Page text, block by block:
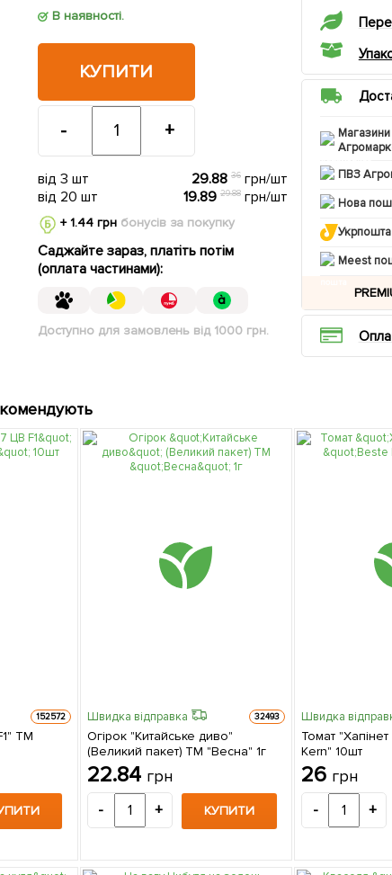
В наявності.
КУПИТИ
- +
від 3 шт 29.88 36грн/шт
від 20 шт
19.89 29.88грн/шт
+ 1.44 грнбонусів за покупку
Саджайте зараз, платіть потім
(оплата частинами):
Доступно для замовлень від 1000 грн.
Магазини
ПВЗ
Нова
Укрпошта
Meest
152572
ТМ
Швидка відправка 32493
Огірок "Китайське диво"
(Великий пакет) ТМ "Весна" 1г
22.84 грн
- + КУПИТИ
Швидка
Томат
Kern" 10шт
26 грн
- +